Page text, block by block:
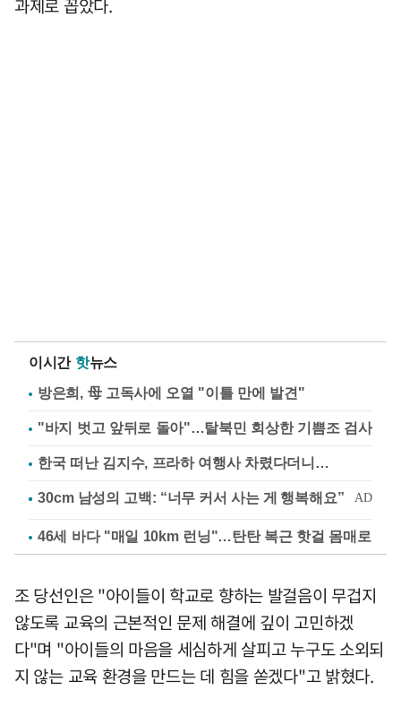
과제로 꼽았다.
이시간 핫뉴스
방은희, 母 고독사에 오열 "이틀 만에 발견"
"바지 벗고 앞뒤로 돌아"…탈북민 회상한 기쁨조 검사
한국 떠난 김지수, 프라하 여행사 차렸다더니…
46세 바다 "매일 10km 런닝"…탄탄 복근 핫걸 몸매로
조 당선인은 "아이들이 학교로 향하는 발걸음이 무겁지
않도록 교육의 근본적인 문제 해결에 깊이 고민하겠
다"며 "아이들의 마음을 세심하게 살피고 누구도 소외되
지 않는 교육 환경을 만드는 데 힘을 쏟겠다"고 밝혔다.